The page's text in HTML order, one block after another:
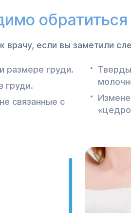
обратиться
врачу, если вы заметили
размере груди.
груди.
связанные с